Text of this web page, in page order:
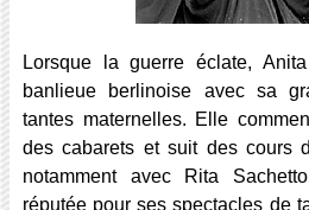
Lorsque la guerre éclate,
banlieue berlinoise avec sa
tantes maternelles. Elle
des cabarets et suit des cours
notamment avec Rita
réputée pour ses spectacles de